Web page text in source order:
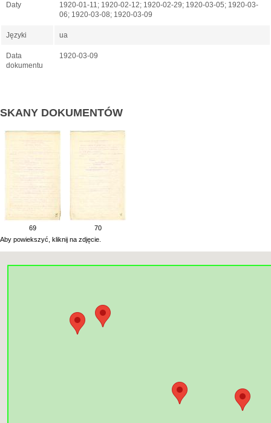
Daty
1920-01-11; 1920-02-12; 1920-02-29; 1920-03-05; 1920-03-
06; 1920-03-08; 1920-03-09
Języki ua
Data
dokumentu
1920-03-09
SKANY DOKUMENTÓW
69
70
Aby powiekszyć, kliknij na zdjęcie.